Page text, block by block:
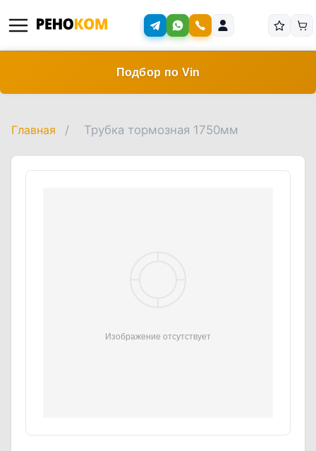
Подбор по Vin
Главная / Трубка тормозная 1750мм